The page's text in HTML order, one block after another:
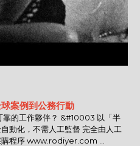
案例到公務行動
靠的工作夥伴？ &#10003 以「半
動化，不需人工監督 完全由人工
程序 www.rodiyer.com ...